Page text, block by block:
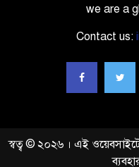
we are a
Contact us:
স্বত্ব © ২০২৬ । এই